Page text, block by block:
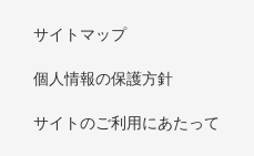
サイトマップ
個人情報の保護方針
サイトのご利用にあたって